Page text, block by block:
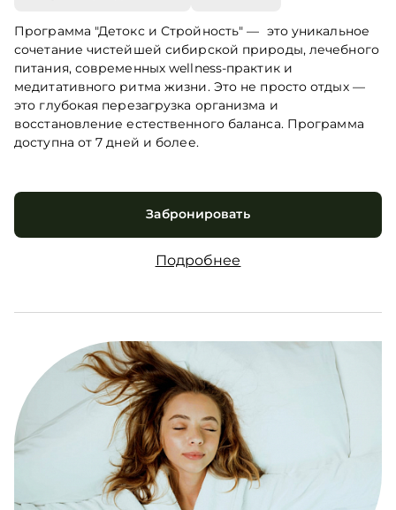
Программа "Детокс и Стройность" — это уникальное
сочетание чистейшей сибирской природы, лечебного
питания, современных wellness-практик и
медитативного ритма жизни. Это не просто отдых —
это глубокая перезагрузка организма и
восстановление естественного баланса. Программа
доступна от 7 дней и более.
Забронировать
Подробнее